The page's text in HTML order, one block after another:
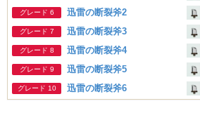
グレード 6 迅雷の断裂斧2
グレード 7 迅雷の断裂斧3
グレード 8 迅雷の断裂斧4
グレード 9 迅雷の断裂斧5
グレード 10 迅雷の断裂斧6